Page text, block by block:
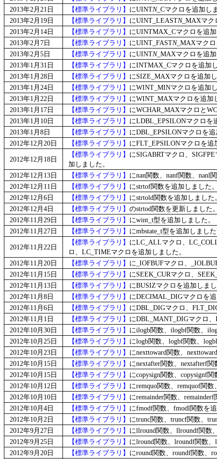
2013年2月21日
【標準ライブラリ】 にUINTN_Cマクロを追加し
2013年2月19日
【標準ライブラリ】 にUINT_LEASTN_MAXマク
2013年2月14日
【標準ライブラリ】 にUINTMAX_Cマクロを追
2013年2月7日
【標準ライブラリ】 にUINT_FASTN_MAXマク
2013年2月5日
【標準ライブラリ】 にUINTN_MAXマクロを追
2013年1月31日
【標準ライブラリ】 にINTMAX_Cマクロを追加
2013年1月28日
【標準ライブラリ】 にSIZE_MAXマクロを追加
2013年1月24日
【標準ライブラリ】 にWINT_MINマクロを追加
2013年1月22日
【標準ライブラリ】 にWINT_MAXマクロを追加
2013年1月17日
【標準ライブラリ】 にWCHAR_MAXマクロと
2013年1月10日
【標準ライブラリ】 にLDBL_EPSILONマクロを
2013年1月8日
【標準ライブラリ】 にDBL_EPSILONマクロを
2012年12月20日
【標準ライブラリ】 にFLT_EPSILONマクロを追
2012年12月18日
【標準ライブラリ】 にSIGABRTマクロ、
加しました。
2012年12月13日
【標準ライブラリ】 にnan関数、nanf関数、nanl
2012年12月11日
【標準ライブラリ】 にstrtof関数を追加しました
2012年12月6日
【標準ライブラリ】 にstrtold関数を追加しました
2012年12月4日
【標準ライブラリ】 のstrtod関数を更新しました
2012年11月29日
【標準ライブラリ】 にwint_t型を追加しました。
2012年11月27日
【標準ライブラリ】 にmbstate_t型を追加しまし
2012年11月22日
【標準ライブラリ】 にLC_ALLマクロ、
ロ、LC_TIMEマクロを追加しました。
2012年11月20日
【標準ライブラリ】 に_IOFBUFマクロ、
2012年11月15日
【標準ライブラリ】 にSEEK_CURマクロ、
2012年11月13日
【標準ライブラリ】 にBUSIZマクロを追加しま
2012年11月8日
【標準ライブラリ】 にDECIMAL_DIGマクロを
2012年11月6日
【標準ライブラリ】 にDBL_DIGマクロ、
2012年11月1日
【標準ライブラリ】 にDBL_MANT_DIGマクロ
2012年10月30日
【標準ライブラリ】 にilogb関数、ilogbf関数、
2012年10月25日
【標準ライブラリ】 にlogb関数、logbf関数、
2012年10月23日
【標準ライブラリ】 にnexttoward関数、
2012年10月15日
【標準ライブラリ】 にnextafter関数、nextafterf
2012年10月15日
【標準ライブラリ】 にcopysign関数、copysignf
2012年10月12日
【標準ライブラリ】 にremquo関数、remquof関
2012年10月10日
【標準ライブラリ】 にremainder関数、
2012年10月4日
【標準ライブラリ】 にfmodf関数、fmodl関数を
2012年10月2日
【標準ライブラリ】 にtrunc関数、truncf関数、
2012年9月27日
【標準ライブラリ】 にllround関数、llroundf関数
2012年9月25日
【標準ライブラリ】 にlround関数、lroundf関数
2012年9月20日
【標準ライブラリ】 にround関数、roundf関数、